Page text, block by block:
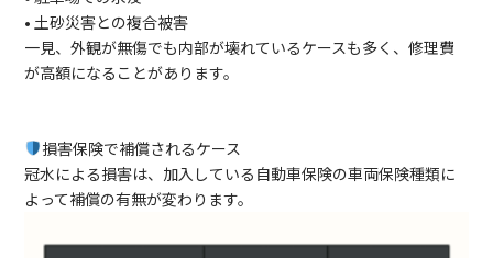
• 土砂災害との複合被害
一見、外観が無傷でも内部が壊れているケースも多く、修理費
が高額になることがあります。
損害保険で補償されるケース
冠水による損害は、加入している自動車保険の車両保険種類に
よって補償の有無が変わります。